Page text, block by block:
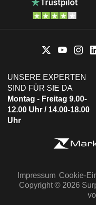
UNSERE EXPERTEN
SIND FÜR SIE DA
Montag - Freitag 9.00-
12.00 Uhr / 14.00-18.00
Uhr
Impressum Cookie-
Copyright © 2026